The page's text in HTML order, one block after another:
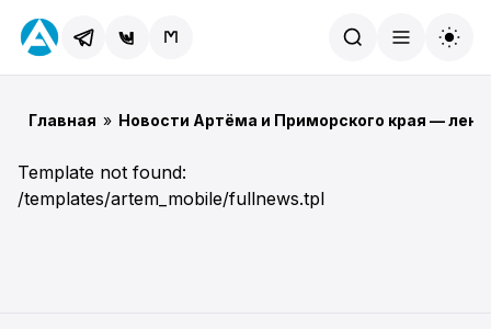
Главная » Новости Артёма и Приморского края —
Template not found:
/templates/artem_mobile/fullnews.tpl